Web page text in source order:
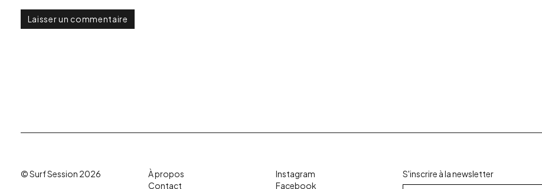
© Surf Session 2026
À propos
Contact
Instagram
Facebook
S'inscrire à la newsletter